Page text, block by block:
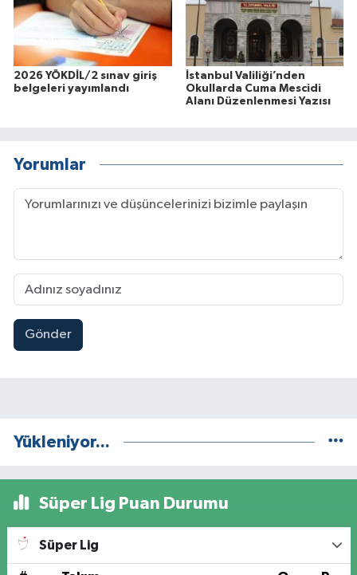
2026 YÖKDİL/2 sınav giriş
belgeleri yayımlandı
İstanbul Valiliği’nden
Okullarda Cuma Mescidi
Alanı Düzenlenmesi Yazısı
Yorumlar
Gönder
Yükleniyor...
Süper Lig Puan Durumu
Süper Lig